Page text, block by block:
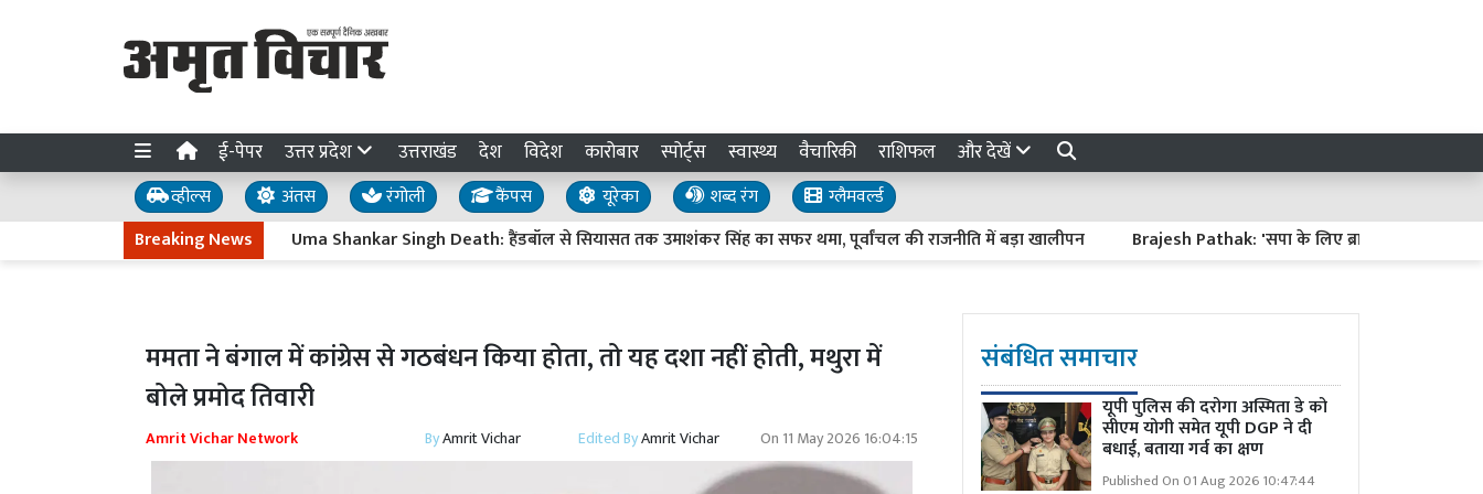
ई-पेपर उत्तर प्रदेश उत्तराखंड देश विदेश कारोबार स्पोर्ट्स स्वास्थ्य वैचारिकी राशिफल और देखें
व्हील्स अंतस रंगोली कैंपस यूरेका शब्द रंग
ग्लैमवर्ल्ड
Breaking News
Uma Shankar Singh Death: हैंडबॉल से सियासत तक उमाशंकर सिंह का सफर थमा, पूर्वांचल की राजनीति में बड़ा खालीपन Brajesh Pathak: 'सपा के लिए ब्राह्मण सिर्फ वोट बैंक',
ममता ने बंगाल में कांग्रेस से गठबंधन किया होता, तो यह दशा नहीं होती, मथुरा में
बोले प्रमोद तिवारी
Amrit Vichar Network ByAmrit Vichar Edited ByAmrit Vichar On 11 May 2026 16:04:15
संबंधित समाचार
यूपी पुलिस की दरोगा अस्मिता डे को
सीएम योगी समेत यूपी DGP ने दी
बधाई, बताया गर्व का क्षण
Published On 01 Aug 2026 10:47:44